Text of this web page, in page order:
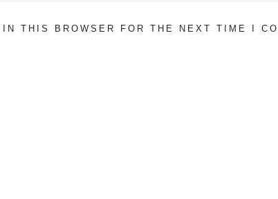
THIS BROWSER FOR THE NEXT TIME I